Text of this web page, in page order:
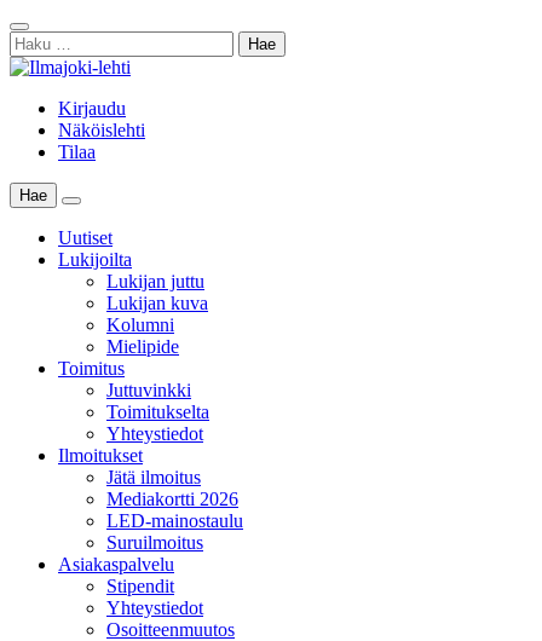
Skip
to
content
Sulje
haku
Haku:
Kirjaudu
Näköislehti
Tilaa
Hae
Main
Menu
Uutiset
Lukijoilta
Lukijan juttu
Lukijan kuva
Kolumni
Mielipide
Toimitus
Juttuvinkki
Toimitukselta
Yhteystiedot
Ilmoitukset
Jätä ilmoitus
Mediakortti 2026
LED-mainostaulu
Suruilmoitus
Asiakaspalvelu
Stipendit
Yhteystiedot
Osoitteenmuutos